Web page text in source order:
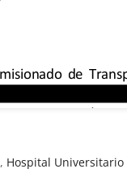
, Hospital Universitario